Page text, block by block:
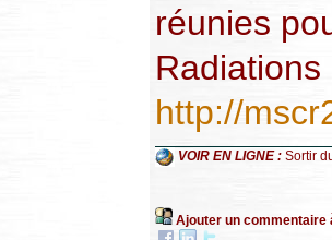
réunies
Radiations
http://
VOIR EN LIGNE : Sortir
Ajouter un commentaire